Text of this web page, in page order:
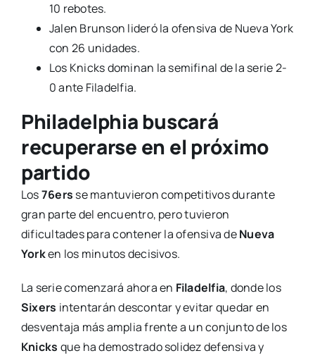
10 rebotes.
Jalen Brunson lideró la ofensiva de Nueva York
con 26 unidades.
Los Knicks dominan la semifinal de la serie 2-
0 ante Filadelfia.
Philadelphia buscará
recuperarse en el próximo
partido
Los76ers se mantuvieron competitivos durante
gran parte del encuentro, pero tuvieron
dificultades para contener la ofensiva deNueva
Yorken los minutos decisivos.
La serie comenzará ahora en Filadelfia, donde los
Sixers intentarán descontar y evitar quedar en
desventaja más amplia frente a un conjunto de los
Knicks que ha demostrado solidez defensiva y